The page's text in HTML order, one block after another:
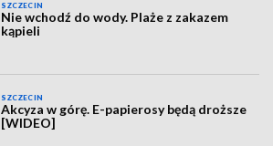
SZCZECIN
Nie wchodź do wody. Plaże z zakazem
kąpieli
SZCZECIN
Akcyza w górę. E-papierosy będą droższe
[WIDEO]